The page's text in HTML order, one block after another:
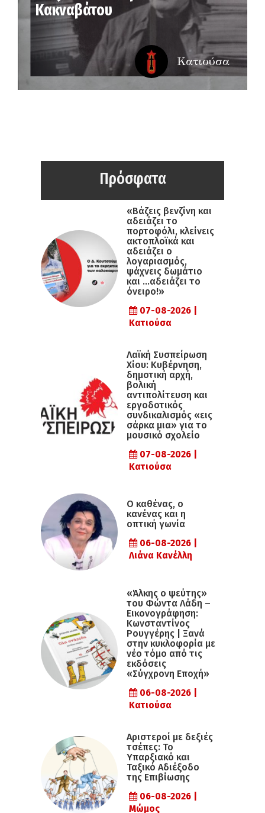
Κακναβάτου
Κατιούσα
Πρόσφατα
«Βάζεις βενζίνη και
αδειάζει το
πορτοφόλι, κλείνεις
ακτοπλοϊκά και
αδειάζει ο
λογαριασμός,
ψάχνεις δωμάτιο
και …αδειάζει το
όνειρο!»
07-08-2026 |
Κατιούσα
Λαϊκή Συσπείρωση
Χίου: Κυβέρνηση,
δημοτική αρχή,
βολική
αντιπολίτευση και
εργοδοτικός
συνδικαλισμός «εις
σάρκα μια» για το
μουσικό σχολείο
07-08-2026 |
Κατιούσα
Ο καθένας, ο
κανένας και η
οπτική γωνία
06-08-2026 |
Λιάνα Κανέλλη
«Άλκης ο ψεύτης»
του Φώντα Λάδη –
Εικονογράφηση:
Κωνσταντίνος
Ρουγγέρης | Ξανά
στην κυκλοφορία με
νέο τόμο από τις
εκδόσεις
«Σύγχρονη Εποχή»
06-08-2026 |
Κατιούσα
Αριστεροί με δεξιές
τσέπες: Το
Υπαρξιακό και
Ταξικό Αδιέξοδο
της Επιβίωσης
06-08-2026 |
Μώμος